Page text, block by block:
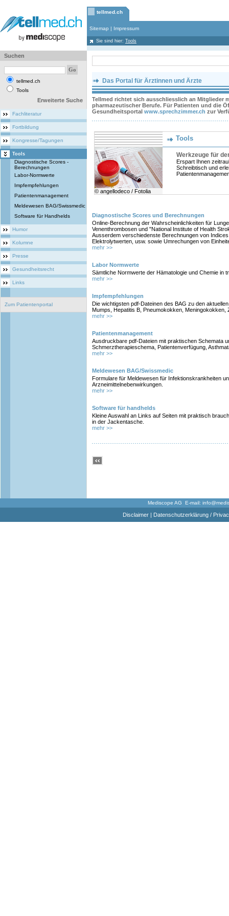
tellmed.ch
Sitemap | Impressum
Sie sind hier: Tools
Suchen
tellmed.ch
Tools
Erweiterte Suche
Fachliteratur
Fortbildung
Kongresse/Tagungen
Tools
Diagnostische Scores -
Berechnungen
Labor-Normwerte
Impfempfehlungen
Patientenmanagement
Meldewesen BAG/Swissmedic
Software für Handhelds
Humor
Kolumne
Presse
Gesundheitsrecht
Links
Zum Patientenportal
Das Portal für Ärztinnen und Ärzte
Tellmed richtet sich ausschliesslich an Mitglieder
pharmazeutischer Berufe. Für Patienten und die
Gesundheitsportal www.sprechzimmer.ch zur
© angellodeco / Fotolia
Tools
Werkzeuge für
Erspart Ihnen
Schreibtisch und
Diagnostische Scores und Berechnungen
Online-Berechnung der Wahrscheinlichkeiten für
Venenthrombosen und "National Institute of Health
Ausserdem verschiedenste Berechnungen von
Elektrolytwerten, usw. sowie Umrechungen von
mehr >>
Labor Normwerte
Sämtliche Normwerte der Hämatologie und Chemie in
mehr >>
Impfempfehlungen
Die wichtigsten pdf-Dateinen des BAG zu den
Mumps, Hepatitis B, Pneumokokken, Meningokokken,
mehr >>
Patientenmanagement
Ausdruckbare pdf-Dateien mit praktischen Schemata
Schmerztherapieschema, Patientenverfügung,
mehr >>
Meldewesen BAG/Swissmedic
Formulare für Meldewesen für Infektionskrankheiten
Arzneimittelnebenwirkungen.
mehr >>
Software für handhelds
Kleine Auswahl an Links auf Seiten mit praktisch
in der Jackentasche.
mehr >>
Mediscope AG E-mail:
Disclaimer| Datenschutzerklärung /